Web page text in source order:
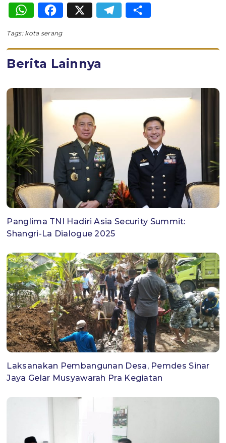
WhatsApp
Facebook
X Telegram
Tags: kota serang
Berita Lainnya
Panglima TNI Hadiri Asia Security Summit:
Shangri-La Dialogue 2025
Laksanakan Pembangunan Desa, Pemdes Sinar
Jaya Gelar Musyawarah Pra Kegiatan